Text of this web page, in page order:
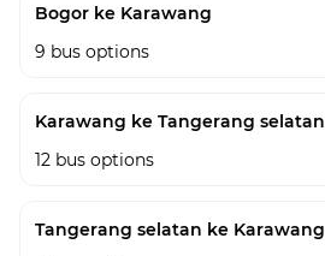
Bogor ke Karawang
9 bus options
Karawang ke Tangerang selatan
12 bus options
Tangerang selatan ke Karawang